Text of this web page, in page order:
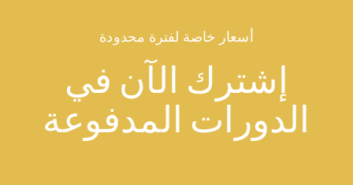
أسعار خاصة لفترة محدودة
إشترك الآن في
الدورات المدفوعة